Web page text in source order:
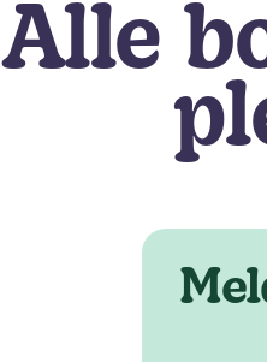
Alle